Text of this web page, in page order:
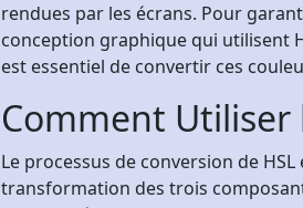
rendues par les écrans. Pour
conception graphique qui utilisent
est essentiel de convertir ces
Comment Utiliser
Le processus de conversion de
transformation des trois